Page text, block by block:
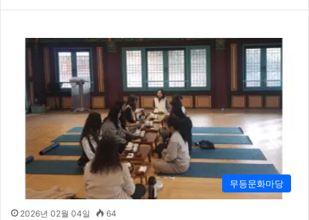
무등문화마당
2026년 02월 04일 64